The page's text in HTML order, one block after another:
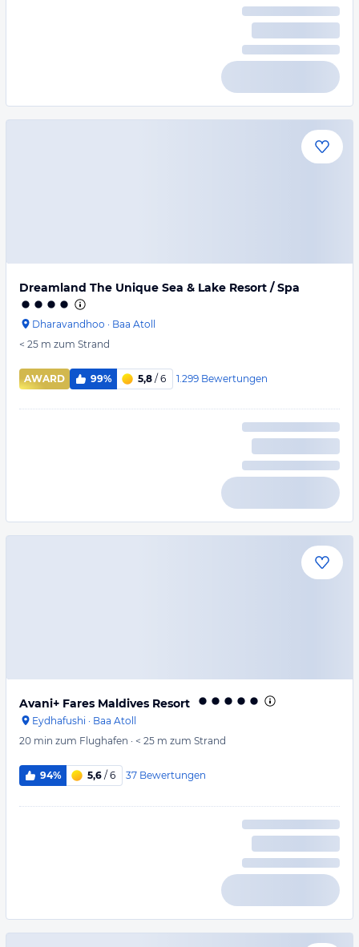
Dreamland The Unique Sea & Lake Resort / Spa
Dharavandhoo · Baa Atoll
< 25 m zum Strand
AWARD 99% 5,8 / 6 1.299 Bewertungen
Avani+ Fares Maldives Resort
Eydhafushi · Baa Atoll
20 min zum Flughafen · < 25 m zum Strand
94% 5,6 / 6 37 Bewertungen